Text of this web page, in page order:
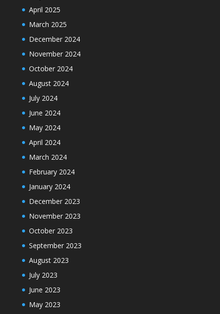
April 2025
March 2025
December 2024
November 2024
October 2024
August 2024
July 2024
June 2024
May 2024
April 2024
March 2024
February 2024
January 2024
December 2023
November 2023
October 2023
September 2023
August 2023
July 2023
June 2023
May 2023